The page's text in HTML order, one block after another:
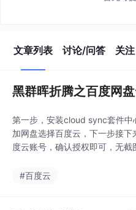
文章列表 讨论/问答 关注
黑群晖折腾之百度网
第一步，安装cloud sync套件
加网盘选择百度云，下一步接
度云账号，确认授权即可，无
认的双向下一步这样就完了，
#百度云